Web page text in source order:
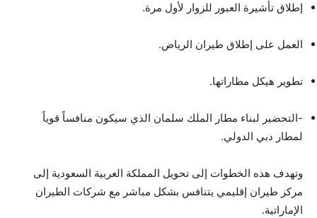
إطلاق تأشيرة العبور للزوار لأول مرة.
العمل على إطلاق طيران الرياض.
تطوير هيكل مطاراتها.
-التحضير لبناء مطار الملك سلمان الذي سيكون منافساً قوياً
لمطار دبي الدولي.
وتهدف هذه الخطوات إلى تحويل المملكة العربية السعودية إلى
مركز طيران إقليمي يتنافس بشكل مباشر مع شركات الطيران
الإماراتية.